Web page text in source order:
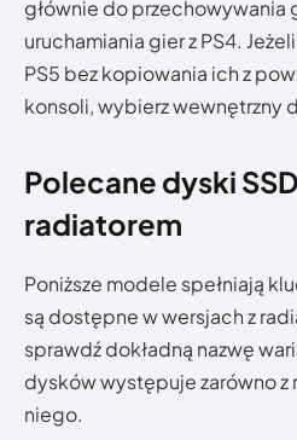
głównie do przechowywania
uruchamiania gier z PS4.
PS5 bez kopiowania ich z
konsoli, wybierz wewnętrzny
Polecane dyski
radiatorem
Poniższe modele spełniają
są dostępne w wersjach z
sprawdź dokładną nazwę
dysków występuje zarówno z
niego.